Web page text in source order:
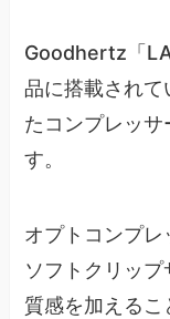
Goodhertz「
品に搭載されて
たコンプレッ
す。
オプトコンプ
ソフトクリッ
質感を加える